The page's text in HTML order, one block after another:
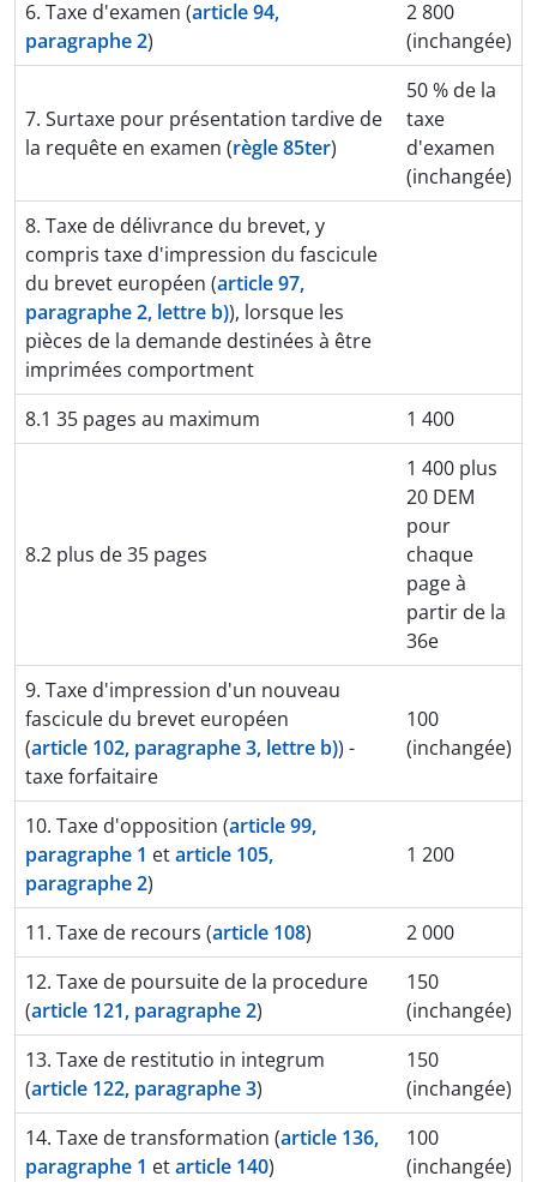
6. Taxe d'examen (article 94,
paragraphe 2)
2 800
(inchangée)
7. Surtaxe pour présentation tardive de
la requête en examen (règle 85ter)
50 % de la
taxe
d'examen
(inchangée)
8. Taxe de délivrance du brevet, y
compris taxe d'impression du fascicule
du brevet européen (article 97,
paragraphe 2, lettre b)), lorsque les
pièces de la demande destinées à être
imprimées comportment
8.1 35 pages au maximum
1 400
8.2 plus de 35 pages
1 400 plus
20 DEM
pour
chaque
page à
partir de la
36e
9. Taxe d'impression d'un nouveau
fascicule du brevet européen
(article 102, paragraphe 3, lettre b)) -
taxe forfaitaire
100
(inchangée)
10. Taxe d'opposition (article 99,
paragraphe 1 etarticle 105,
paragraphe 2)
1 200
11. Taxe de recours (article 108)
2 000
12. Taxe de poursuite de la procedure
(article 121, paragraphe 2)
150
(inchangée)
13. Taxe de restitutio in integrum
(article 122, paragraphe 3)
150
(inchangée)
14. Taxe de transformation (article 136,
paragraphe 1 etarticle 140)
100
(inchangée)